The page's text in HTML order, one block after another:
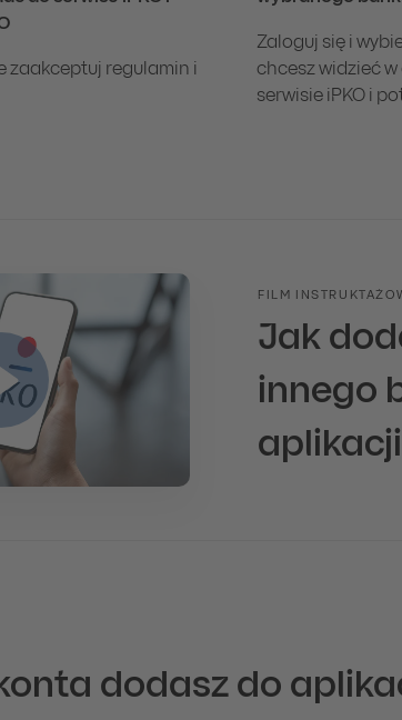
zaakceptuj regulamin i
Zaloguj się i
chcesz widzieć w
serwisie iPKO i
FILM
Jak
innego
aplikacji
dodasz do